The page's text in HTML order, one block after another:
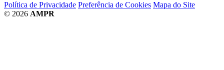
Política de Privacidade Preferência de Cookies Mapa do Site
© 2026 AMPR